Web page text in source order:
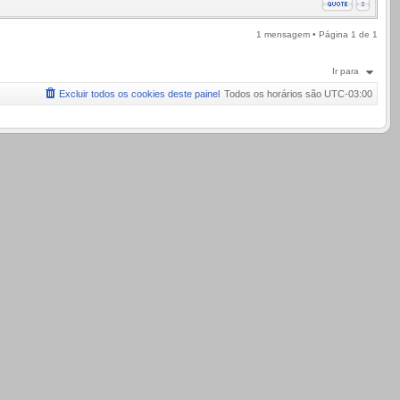
1 mensagem • Página 1 de 1
Ir para
Todos os horários são UTC-03:00
Excluir todos os cookies deste painel